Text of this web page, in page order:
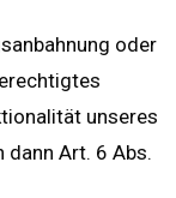
oder
unseres
Art. 6 Abs.